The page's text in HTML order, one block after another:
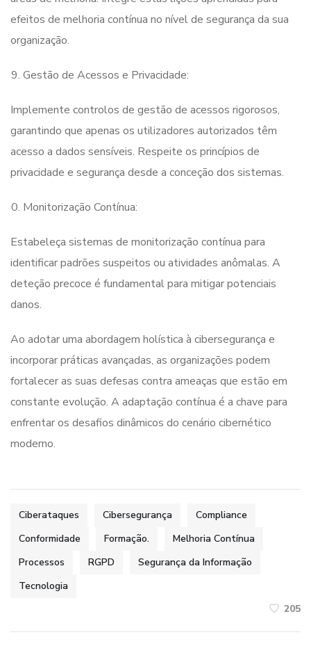
efeitos de melhoria contínua no nível de segurança da sua
organização.
Gestão de Acessos e Privacidade:
Implemente controlos de gestão de acessos rigorosos,
garantindo que apenas os utilizadores autorizados têm
acesso a dados sensíveis. Respeite os princípios de
privacidade e segurança desde a conceção dos sistemas.
Monitorização Contínua:
Estabeleça sistemas de monitorização contínua para
identificar padrões suspeitos ou atividades anômalas. A
deteção precoce é fundamental para mitigar potenciais
danos.
Ao adotar uma abordagem holística à cibersegurança e
incorporar práticas avançadas, as organizações podem
fortalecer as suas defesas contra ameaças que estão em
constante evolução. A adaptação contínua é a chave para
enfrentar os desafios dinâmicos do cenário cibernético
moderno.
Ciberataques Cibersegurança
Compliance
Conformidade
Formação.
Melhoria Contínua
Processos
RGPD
Segurança da Informação
Tecnologia
205